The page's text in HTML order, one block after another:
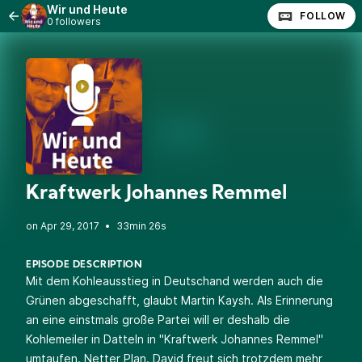
Wir und Heute
0 followers FOLLOW
Kraftwerk Johannes Remmel
• 33min 26s
EPISODE DESCRIPTION
Mit dem Kohleausstieg in Deutschand werden auch die
Grünen abgeschafft, glaubt Martin Kaysh. Als Erinnerung
an eine einstmals große Partei will er deshalb die
Kohlemeiler in Datteln in "Kraftwerk Johannes Remmel"
umtaufen. Netter Plan. David freut sich trotzdem mehr